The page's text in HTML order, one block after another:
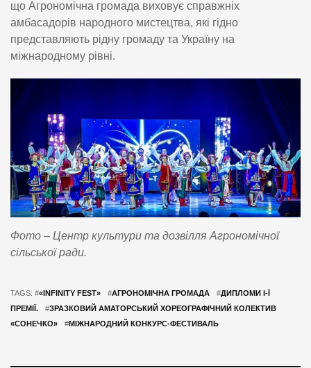
що Агрономічна громада виховує справжніх
амбасадорів народного мистецтва, які гідно
представляють рідну громаду та Україну на
міжнародному рівні.
Фото – Центр культури та дозвілля Агрономічної
сільської ради.
TAGS: #«INFINITY FEST» #АГРОНОМІЧНА ГРОМАДА #ДИПЛОМИ І-Ї
ПРЕМІЇ.
#ЗРАЗКОВИЙ АМАТОРСЬКИЙ ХОРЕОГРАФІЧНИЙ КОЛЕКТИВ
«СОНЕЧКО»
#МІЖНАРОДНИЙ КОНКУРС-ФЕСТИВАЛЬ